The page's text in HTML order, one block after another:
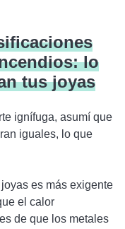
lo
tus joyas
ignífuga, asumí que
iguales, lo que
es más exigente
el calor
de que los metales